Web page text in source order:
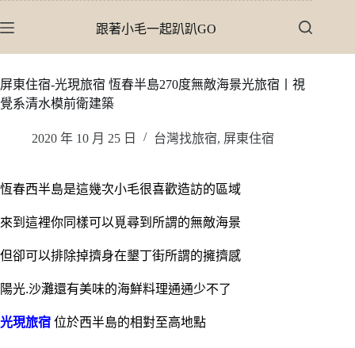
至
內
容
跟著小毛一起趴趴GO
屏東住宿-光現旅宿 恆春半島270度無敵海景光旅宿丨視
覺系清水模前衛建築
2020 年 10 月 25 日 台灣找旅宿, 屏東住宿
恆春西半島是這幾次小毛很喜歡造訪的區域
來到這裡你同樣可以覓尋到所謂的無敵海景
但卻可以排除掉擠身在墾丁街所謂的擁擠感
陽光.沙灘還有美味的海鮮料理通通少不了
光現旅宿 位於西半島的相對至高地點